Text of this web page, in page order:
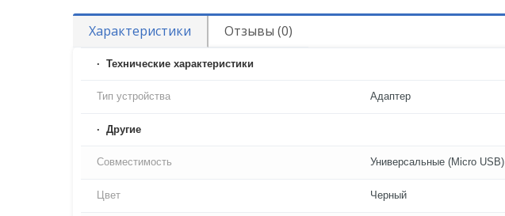
Характеристики Отзывы (0)
Технические характеристики
Тип устройства Адаптер
Другие
Совместимость Универсальные (Micro USB)
Цвет Черный